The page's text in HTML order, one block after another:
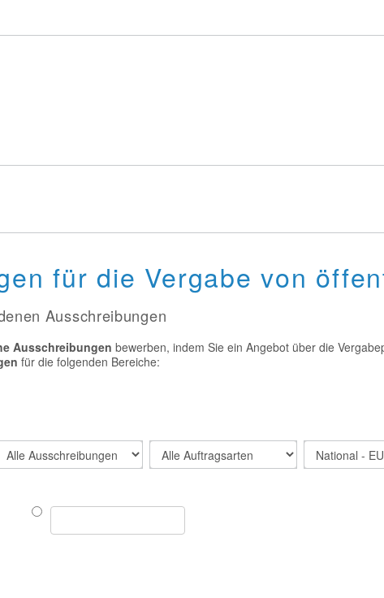
für die Vergabe von
Ausschreibungen
Ausschreibungen bewerben, indem Sie ein Angebot über die
für die folgenden Bereiche: